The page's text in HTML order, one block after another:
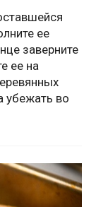
ее
заверните
ее на
убежать во